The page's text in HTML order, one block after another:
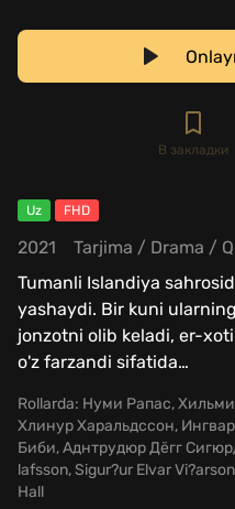
В закладки
Uz FHD
2021 Tarjima / Drama /
Tumanli Islandiya
yashaydi. Bir kuni
jonzotni olib keladi, er-
o'z farzandi sifatida…
Rollarda: Нуми Рапас,
Хлинур Харальдссон,
Биби, Аднтрудюр Дёгг
lafsson, Sigur?ur Elvar
Hall